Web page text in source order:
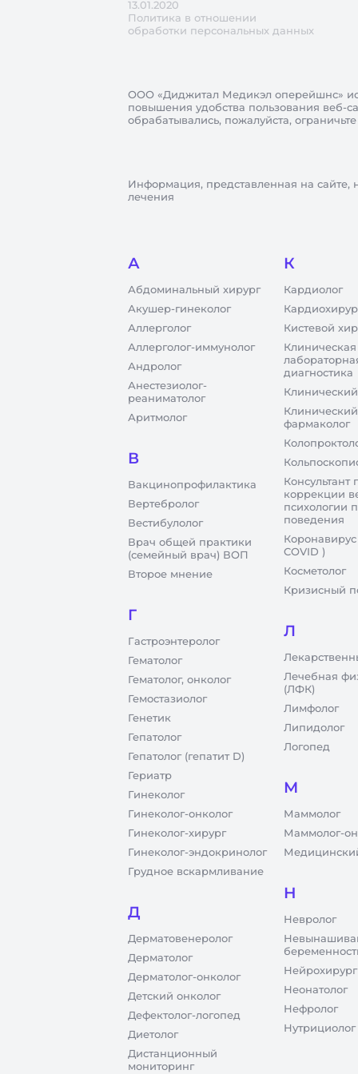
13.01.2020
Политика в отношении
обработки персональных данных
ООО «Диджитал Медикэл оперейшнс»
повышения удобства пользования веб-
обрабатывались, пожалуйста,
Информация, представленная на сайте,
лечения
А
Абдоминальный хирург
Акушер-гинеколог
Аллерголог
Аллерголог-иммунолог
Андролог
Анестезиолог-
реаниматолог
Аритмолог
В
Вакцинопрофилактика
Вертебролог
Вестибулолог
Врач общей практики
(семейный врач) ВОП
Второе мнение
Г
Гастроэнтеролог
Гематолог
Гематолог, онколог
Гемостазиолог
Генетик
Гепатолог
Гепатолог (гепатит D)
Гериатр
Гинеколог
Гинеколог-онколог
Гинеколог-хирург
Гинеколог-эндокринолог
Грудное вскармливание
Д
Дерматовенеролог
Дерматолог
Дерматолог-онколог
Детский онколог
Дефектолог-логопед
Диетолог
Дистанционный
мониторинг
К
Кардиолог
Кистевой
Клиническая
диагностика
Клинический
фармаколог
Консультант
коррекции
психологии
поведения
COVID )
Косметолог
Кризисный
Л
Лечебная
(ЛФК)
Лимфолог
Липидолог
Логопед
М
Маммолог
Маммолог-
Н
Невролог
Нейрохирург
Неонатолог
Нефролог
Нутрициолог